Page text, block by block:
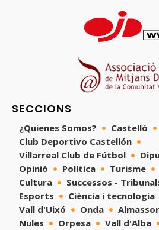
SECCIONS
¿Quienes Somos? Castelló
Club Deportivo Castellón
Villarreal Club de Fútbol
Opinió
Política Turisme
Cultura
Successos -
Esports
Ciència i tecnologia
Vall d'Uixó
Onda
Nules
Orpesa Vall d'Alba